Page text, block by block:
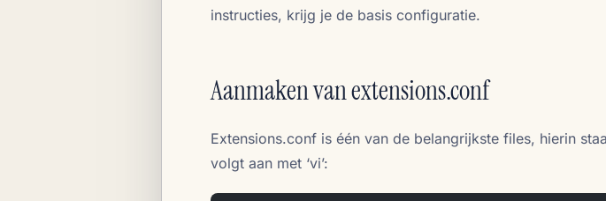
instructies, krijg je de basis configuratie.
Aanmaken van extensions.conf
Extensions.conf is één van de belangrijkste files, hierin
volgt aan met ‘vi’: